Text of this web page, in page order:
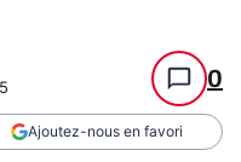
0
Ajoutez-nous en favori